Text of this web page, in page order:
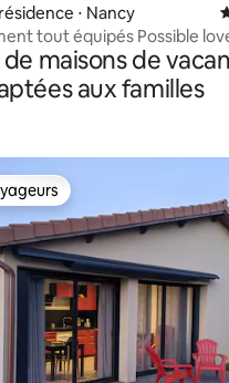
⋅ Nancy
tout équipés Possible
maisons de
aux familles